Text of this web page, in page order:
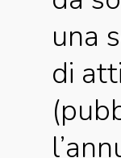
una
di